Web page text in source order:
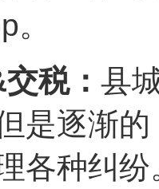
税： 县
是逐渐
各种纠纷